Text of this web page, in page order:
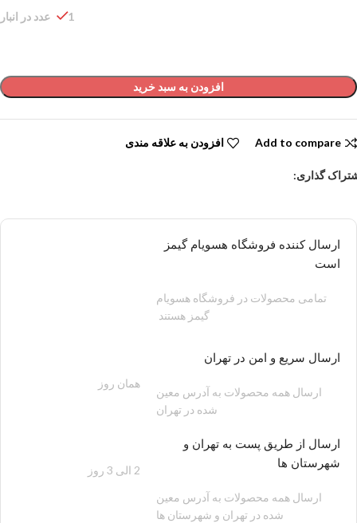
1 عدد در انبار
افزودن به سبد خرید
Add to compare افزودن به علاقه مندی
گذاری:
ارسال کننده فروشگاه هسویام گیمز
است
تمامی محصولات در فروشگاه هسویام
گیمز هستند
ارسال سریع و امن در تهران
ارسال همه محصولات به آدرس معین
شده در تهران
همان روز
ارسال از طریق پست به تهران و
شهرستان ها
ارسال همه محصولات به آدرس معین
شده در تهران و شهرستان ها
2 الی 3 روز